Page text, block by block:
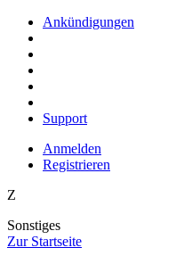
Ankündigungen
Support
Anmelden
Registrieren
Z
Sonstiges
Zur Startseite